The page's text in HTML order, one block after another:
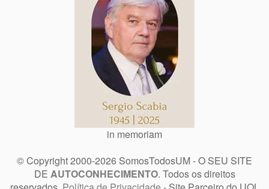
in memoriam
© Copyright 2000-2026 SomosTodosUM - O SEU SITE
DE AUTOCONHECIMENTO. Todos os direitos